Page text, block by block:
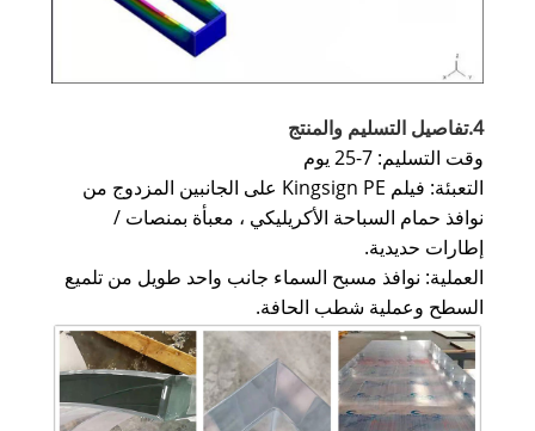
4.تفاصيل التسليم والمنتج
وقت التسليم: 7-25 يوم
التعبئة: فيلم Kingsign PE على الجانبين المزدوج من
نوافذ حمام السباحة الأكريليكي ، معبأة بمنصات /
إطارات حديدية.
العملية: نوافذ مسبح السماء جانب واحد طويل من تلميع
السطح وعملية شطب الحافة.